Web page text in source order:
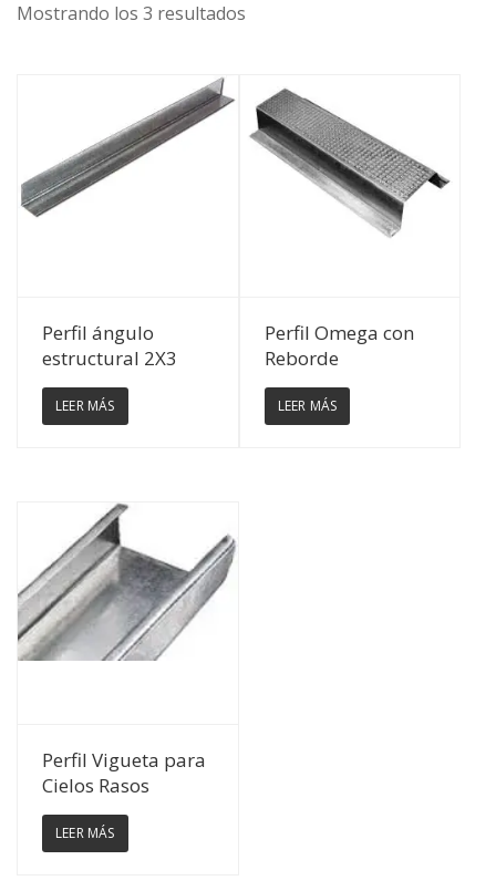
Mostrando los 3 resultados
Ver Detalles
Perfil ángulo
estructural 2X3
LEER MÁS
Ver Detalles
Perfil Omega con
Reborde
LEER MÁS
Ver Detalles
Perfil Vigueta para
Cielos Rasos
LEER MÁS